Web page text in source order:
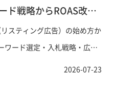
ド戦略からROAS改善
スティング広告）の始め方か
ワード選定・入札戦略・広告
、EC事業者が知りたい情報に
2026-07-23